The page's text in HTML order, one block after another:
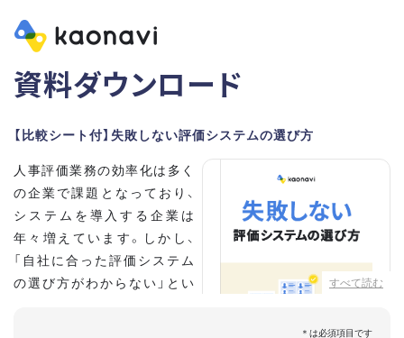
資料ダウンロード
【比較シート付】失敗しない評価システムの選び方
すべて読む
人事評価業務の効率化は多く
の企業で課題となっており、
システムを導入する企業は
年々増えています。しかし、
「自社に合った評価システム
の選び方がわからない」とい